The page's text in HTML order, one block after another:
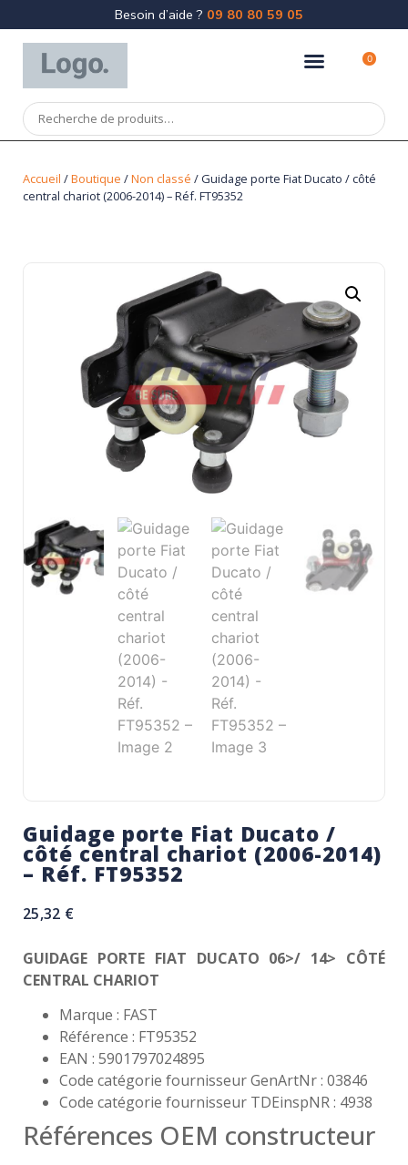
Besoin d’aide ? 09 80 80 59 05
0
Accueil /Boutique /Non classé / Guidage porte Fiat Ducato / côté
central chariot (2006-2014) – Réf. FT95352
Guidage porte Fiat Ducato /
côté central chariot (2006-2014)
– Réf. FT95352
25,32 €
GUIDAGE PORTE FIAT DUCATO 06>/ 14> CÔTÉ
CENTRAL CHARIOT
Marque : FAST
Référence : FT95352
EAN : 5901797024895
Code catégorie fournisseur GenArtNr : 03846
Code catégorie fournisseur TDEinspNR : 4938
Références OEM constructeur